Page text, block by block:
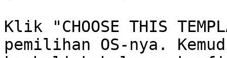
Klik "CHOOSE THIS
pemilihan OS-nya.